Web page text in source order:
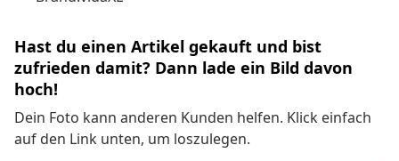
Hast du einen Artikel gekauft und bist
zufrieden damit? Dann lade ein Bild davon
hoch!
Dein Foto kann anderen Kunden helfen. Klick einfach
auf den Link unten, um loszulegen.